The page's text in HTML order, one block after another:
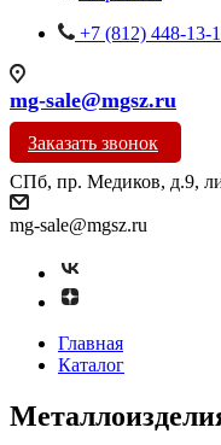
+7 (812) 448-13-
mg-sale@mgsz.ru
Заказать звонок
СПб, пр. Медиков, д.9,
mg-sale@mgsz.ru
Главная
Каталог